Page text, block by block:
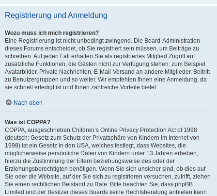
Registrierung und Anmeldung
Wozu muss ich mich registrieren?
Eine Registrierung ist nicht unbedingt zwingend. Die Board-Administration
dieses Forums entscheidet, ob Sie registriert sein müssen, um Beiträge zu
schreiben. Auf jeden Fall erhalten Sie als registriertes Mitglied Zugriff auf
zusätzliche Funktionen, die Gästen nicht zur Verfügung stehen: zum Beispiel
Avatarbilder, Private Nachrichten, E-Mail-Versand an andere Mitglieder, Beitritt
zu Benutzergruppen und so weiter. Wir empfehlen Ihnen eine Anmeldung, da
sie schnell erledigt ist und Ihnen zahlreiche Vorteile bietet.
Nach oben
Was ist COPPA?
COPPA, ausgeschrieben Children’s Online Privacy Protection Act of 1998
(deutsch: Gesetz zum Schutz der Privatsphäre von Kindern im Internet von
1998) ist ein Gesetz in den USA, welches festlegt, dass Websites, die
möglicherweise persönliche Daten von Kindern unter 13 Jahren erheben,
hierzu die Zustimmung der Eltern beziehungsweise des oder der
Erziehungsberechtigten benötigen. Wenn Sie sich unsicher sind, ob dies auf
Sie oder die Website, auf der Sie sich zu registrieren versuchen, zutrifft, ziehen
Sie einen rechtlichen Beistand zu Rate. Bitte beachten Sie, dass phpBB
Limited und der Besitzer dieses Boards keine Rechtsberatung anbieten kann